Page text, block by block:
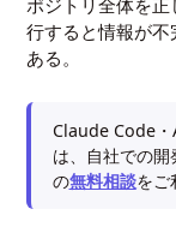
ポジトリ全体を
行すると情報が
ある。
Claude Code・
は、自社での
の無料相談をご